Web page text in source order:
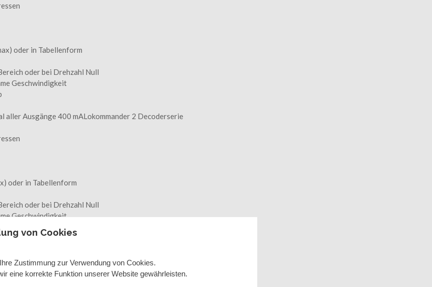
oder in Tabellenform
oder bei Drehzahl Null
Geschwindigkeit
aller Ausgänge 400 mALokommander 2 Decoderserie
oder in Tabellenform
oder bei Drehzahl Null
Geschwindigkeit
Ausgänge 400 mA
von Cookies
Zustimmung zur Verwendung von Cookies.
eine korrekte Funktion unserer Website gewährleisten.